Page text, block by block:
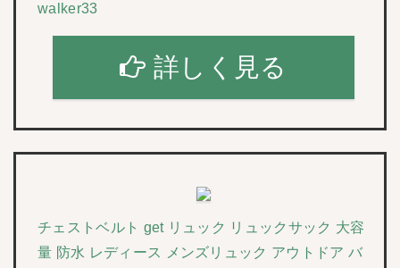
walker33
詳しく見る
チェストベルト get リュック リュックサック 大容
量 防水 レディース メンズリュック アウトドア バ